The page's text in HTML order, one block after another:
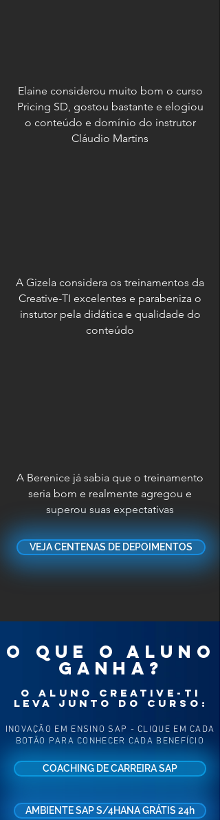
Elaine considerou muito bom o curso
Pricing SD, gostou bastante e elogiou
o conteúdo e domínio do instrutor
Cláudio Martins
A Gizela considera os treinamentos da
Creative-TI excelentes e parabeniza o
instutor pela didática e qualidade do
conteúdo
A Berenice já sabia que o treinamento
seria bom e realmente agregou e
superou suas expectativas
VEJA CENTENAS DE DEPOIMENTOS
O QUE O ALUNO
GANHA?
O ALUNO CREATIVE-TI
LEVA JUNTO DO CURSO:
INOVAÇÃO EM ENSINO SAP - CLIQUE EM CADA
BOTÃO PARA CONHECER CADA BENEFÍCIO
COACHING DE CARREIRA SAP
AMBIENTE SAP S/4HANA GRÁTIS 24h